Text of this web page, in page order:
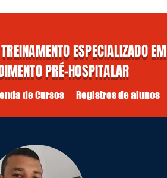
ESPECIALIZADO EM
PRÉ-HOSPITALAR
de Cursos Registros de alunos
H - BLS MARÇO DE 2026